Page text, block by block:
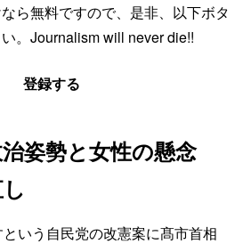
ら無料ですので、是非、以下ボタ
。Journalism will never die!!
登録する
姿勢と女性の懸念
いう自民党の改憲案に髙市首相